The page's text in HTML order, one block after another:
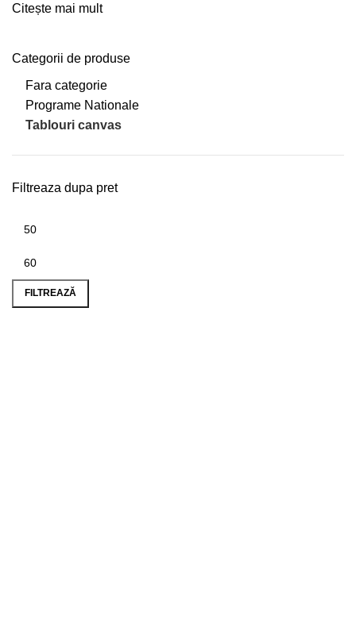
Categorii de produse
Fara categorie
Programe Nationale
Tablouri canvas
Filtreaza dupa pret
Preț
minim
Preț
maxim
FILTREAZĂ
Citește mai mult